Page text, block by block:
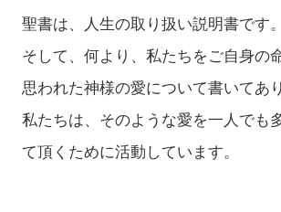
聖書は、人生の取り扱い説明書です。
そして、何より、私たちをご自身の
思われた神様の愛について書いてあ
私たちは、そのような愛を一人でも
て頂くために活動しています。